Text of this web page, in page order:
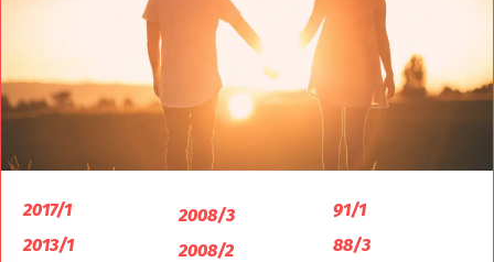
2017/1
2013/1
2008/3
2008/2
91/1
88/3